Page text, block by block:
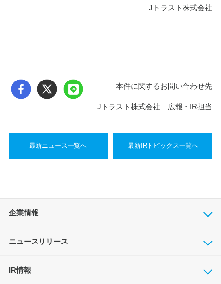
Jトラスト株式会社
本件に関するお問い合わせ先
Jトラスト株式会社 広報・IR担当
最新ニュース一覧へ 最新IRトピックス一覧へ
企業情報
ニュースリリース
IR情報